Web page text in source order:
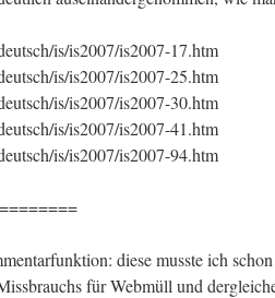
is/is2007/is2007-17.htm
is/is2007/is2007-25.htm
is/is2007/is2007-30.htm
is/is2007/is2007-41.htm
is/is2007/is2007-94.htm
diese musste ich
für Webmüll und